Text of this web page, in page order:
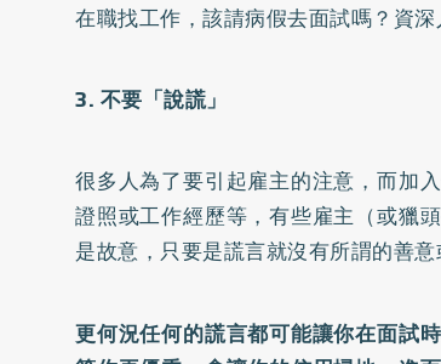
在職找工作，該請病假去面試嗎？資
3. 不要「說謊」
很多人為了要引起雇主的注意，而加
證照或工作經歷等，有些雇主（或獵
是故意，只要是謊言就沒有所謂的善意
更何況任何的謊言都可能讓你在面試